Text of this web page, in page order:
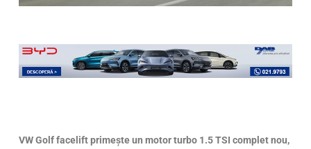
VW Golf facelift primește un motor turbo 1.5 TSI complet nou,